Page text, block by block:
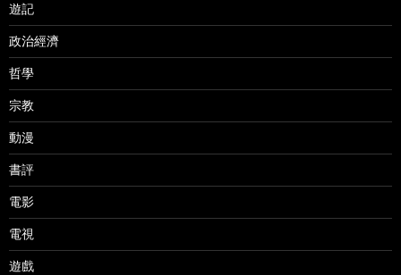
遊記
政治經濟
哲學
宗教
動漫
書評
電影
電視
遊戲